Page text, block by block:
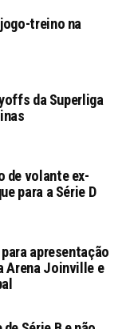
treino na
da Superliga
de volante ex-
para a Série D
apresentação
Arena Joinville e